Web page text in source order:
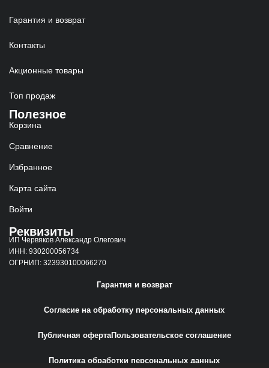
Гарантия и возврат
Контакты
Акционные товары
Топ продаж
Полезное
Корзина
Сравнение
Избранное
Карта сайта
Войти
Реквизиты
ИП Червяков Александр Олегович
ИНН: 930200056734
ОГРНИП: 323930100066270
Гарантия и возврат
Согласие на обработку персональных данных
Публичная офертаПользовательское соглашение
Политика обработки персональных данных